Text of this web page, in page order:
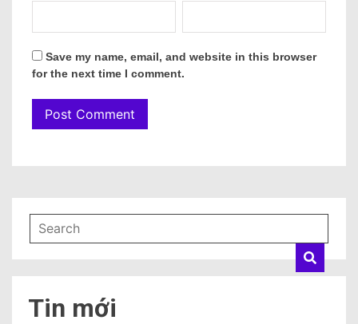
Save my name, email, and website in this browser
for the next time I comment.
Tin mới